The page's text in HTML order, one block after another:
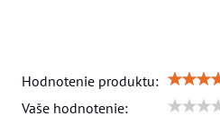
Hodnotenie produktu:
Vaše hodnotenie: